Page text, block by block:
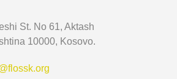
St. No 61, Aktash
10000, Kosovo.